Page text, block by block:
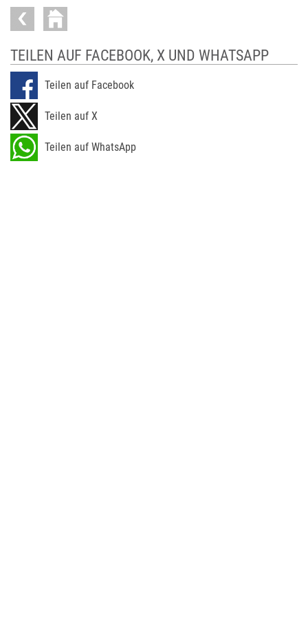
TEILEN AUF FACEBOOK, X UND WHATSAPP
Teilen auf Facebook
Teilen auf X
Teilen auf WhatsApp